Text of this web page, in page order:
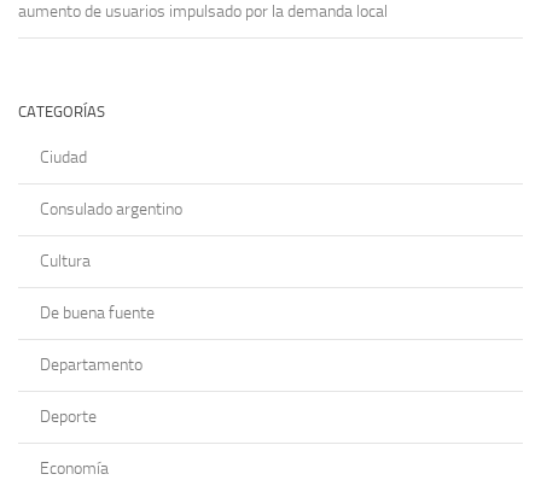
aumento de usuarios impulsado por la demanda local
CATEGORÍAS
Ciudad
Consulado argentino
Cultura
De buena fuente
Departamento
Deporte
Economía